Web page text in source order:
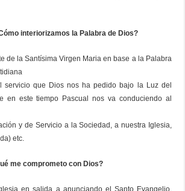
interiorizamos la Palabra de Dios?
de la Santísima Virgen Maria en base a la Palabra
servicio que Dios nos ha pedido bajo la Luz del
en este tiempo Pascual nos va conduciendo al
y de Servicio a la Sociedad, a nuestra Iglesia,
etc.
me comprometo con Dios?